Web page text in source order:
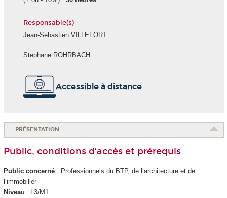
Responsable(s)
Jean-Sebastien VILLEFORT
Stephane ROHRBACH
Accessible à distance
PRÉSENTATION
Public, conditions d’accès et prérequis
Public concerné: Professionnels du BTP, de l’architecture et de
l’immobilier
Niveau : L3/M1